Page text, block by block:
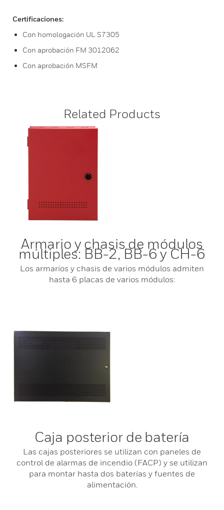
Certificaciones:
Con homologación UL S7305
Con aprobación FM 3012062
Con aprobación MSFM
Related Products
Armario y chasis de módulos
múltiples: BB-2, BB-6 y CH-6
Los armarios y chasis de varios módulos admiten
hasta 6 placas de varios módulos:
Caja posterior de batería
Las cajas posteriores se utilizan con paneles de
control de alarmas de incendio (FACP) y se utilizan
para montar hasta dos baterías y fuentes de
alimentación.